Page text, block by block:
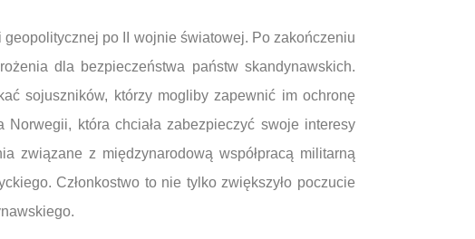
po II wojnie światowej. Po zakończeniu
dla bezpieczeństwa państw skandynawskich.
sojuszników, którzy mogliby zapewnić im ochronę
która chciała zabezpieczyć swoje interesy
związane z międzynarodową współpracą militarną
Członkostwo to nie tylko zwiększyło poczucie